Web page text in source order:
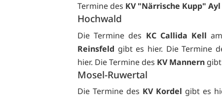
Termine des KV "Närrische Kupp" Ayl
Hochwald
Die Termine des KC Callida Kell
Reinsfeld gibt es hier. Die Termine
hier. Die Termine des KV Mannern
Mosel-Ruwertal
Die Termine des KV Kordel gibt es